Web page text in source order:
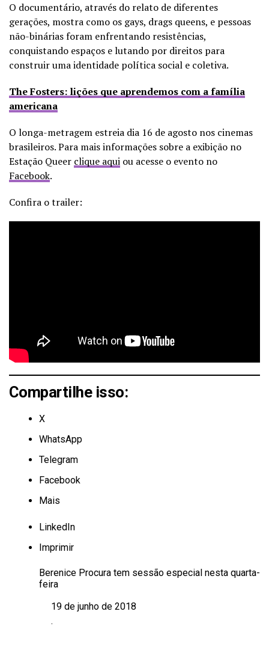
O documentário, através do relato de diferentes
gerações, mostra como os gays, drags queens, e pessoas
não-binárias foram enfrentando resistências,
conquistando espaços e lutando por direitos para
construir uma identidade política social e coletiva.
The Fosters: lições que aprendemos com a família
americana
O longa-metragem estreia dia 16 de agosto nos cinemas
brasileiros. Para mais informações sobre a exibição no
Estação Queer clique aqui ou acesse o evento no
Facebook.
Confira o trailer:
Compartilhe isso:
X
WhatsApp
Telegram
Facebook
Mais
LinkedIn
Imprimir
Berenice Procura tem sessão especial nesta quarta-
feira
Data19 de junho de 2018
Em relação a
.